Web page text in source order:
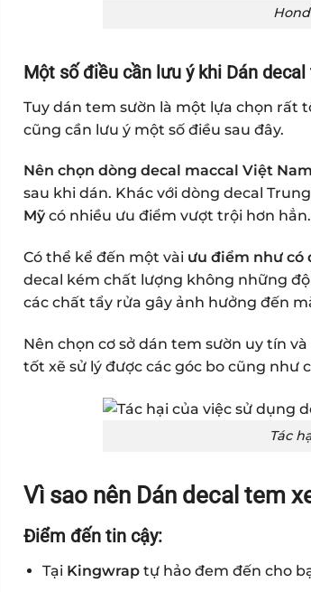
Một số điều cần lưu ý khi Dán
Tuy dán tem sườn là một lựa chọn rất
cũng cần lưu ý một số điều sau đây.
Nên chọn dòng decal maccal Việt
sau khi dán. Khác với dòng decal
Mỹcó nhiều ưu điểm vượt trội hơn hẳn.
Có thể kể đến một vài ưu điểm như có
decal kém chất lượng không những
các chất tẩy rửa gây ảnh hưởng đến
Nên chọn cơ sở dán tem sườn uy tín
tốt xẽ sử lý được các góc bo cũng như
Tác
Vì sao nên Dán decal tem
Điểm đến tin cậy:
Tại Kingwraptự hảo đem đến cho